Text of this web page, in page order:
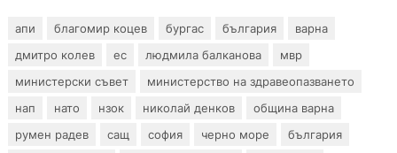
апи благомир коцев бургас българия
варна
дмитро колев
ес людмила балканова
мвр
министерски съвет
министерство на здравеопазването
нап
нато нзок николай денков
община варна
румен радев
сащ софия черно море
българия